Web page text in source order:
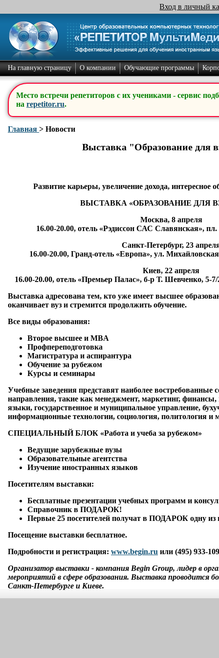
Вход в личный
На главную страницу О компании Обучающие программы
Место встречи репетиторов с их учениками - сервис
на repetitor.ru.
Главная > Новости
Выставка "Образование для
Развитие карьеры, увеличение дохода, интересное
ВЫСТАВКА «ОБРАЗОВАНИЕ ДЛЯ
Москва, 8 апреля
16.00-20.00, отель «Рэдиссон САС Славянская»,
Санкт-Петербург, 23
16.00-20.00, Гранд-отель «Европа», ул.
Киев, 22 апреля
16.00-20.00, отель «Премьер Палас», б-р Т. Шевченко, 5-
Выставка адресована тем, кто уже имеет высшее
оканчивает вуз и стремится продолжить обучение.
Все виды образования:
Второе высшее и MBA
Профпереподготовка
Магистратура и аспирантура
Обучение за рубежом
Курсы и семинары
Учебные заведения представят наиболее востребованные
направления, такие как менеджмент, маркетинг,
языки, государственное и муниципальное управление,
информационные технологии, социология, политология и
СПЕЦИАЛЬНЫЙ БЛОК «Работа и учеба за рубежом»
Ведущие зарубежные вузы
Образовательные агентства
Изучение иностранных языков
Посетителям выставки:
Бесплатные презентации учебных программ и
Справочник в ПОДАРОК!
Первые 25 посетителей получат в ПОДАРОК одну из
Посещение выставки бесплатное.
Подробности и регистрация: www.begin.ru или (495) 933-
Организатор выставки - компания Begin Group, лидер в
мероприятий в сфере образования. Выставка проводится
Санкт-Петербурге и Киеве.